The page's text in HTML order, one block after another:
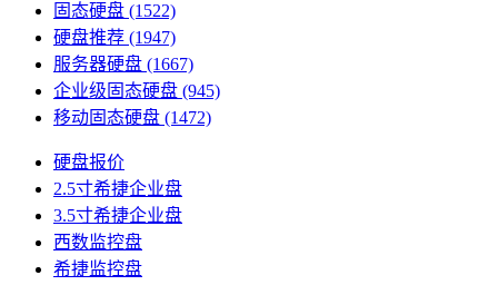
固态硬盘 (1522)
硬盘推荐 (1947)
服务器硬盘 (1667)
企业级固态硬盘 (945)
移动固态硬盘 (1472)
硬盘报价
2.5寸希捷企业盘
3.5寸希捷企业盘
西数监控盘
希捷监控盘